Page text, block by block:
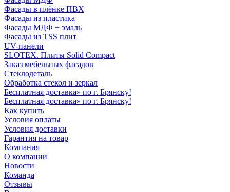
Фасады в плёнке ПВХ
Фасады из пластика
Фасады МДФ + эмаль
Фасады из TSS плит
UV-панели
SLOTEX. Плиты Solid Compact
Заказ мебельных фасадов
Стеклодеталь
Обработка стекол и зеркал
Бесплатная доставка» по г. Брянску!
Бесплатная доставка» по г. Брянску!
Как купить
Условия оплаты
Условия доставки
Гарантия на товар
Компания
О компании
Новости
Команда
Отзывы